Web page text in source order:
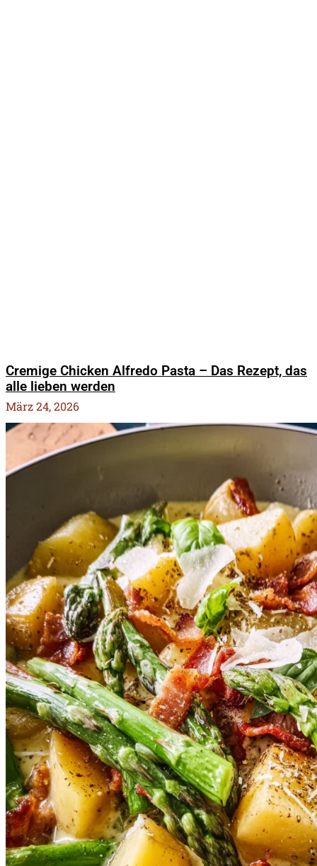
Cremige Chicken Alfredo Pasta – Das Rezept, das
alle lieben werden
März 24, 2026